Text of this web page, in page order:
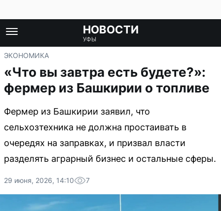
НОВОСТИ
УФЫ
ЭКОНОМИКА
«Что вы завтра есть будете?»:
фермер из Башкирии о топливе
Фермер из Башкирии заявил, что
сельхозтехника не должна простаивать в
очередях на заправках, и призвал власти
разделять аграрный бизнес и остальные сферы.
29 июня, 2026, 14:10 7